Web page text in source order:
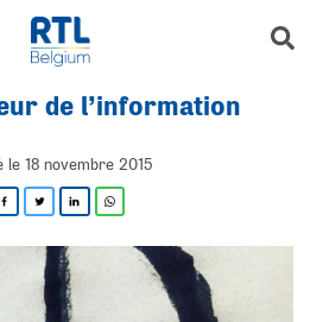
ur de l’information
le 18 novembre 2015